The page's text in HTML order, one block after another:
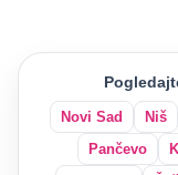
Novi Sad Niš
Pančevo